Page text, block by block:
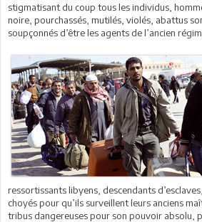
stigmatisant du coup tous les individus,
noire, pourchassés, mutilés, violés, abattus
soupçonnés d’être les agents de l’ancien
ressortissants libyens, descendants
choyés pour qu’ils surveillent leurs anciens
tribus dangereuses pour son pouvoir absolu,